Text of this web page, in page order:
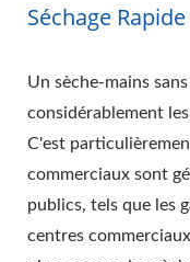
Séchage Rapide
Un sèche-mains
considérablement
C'est
commerciaux sont
publics, tels que les
centres